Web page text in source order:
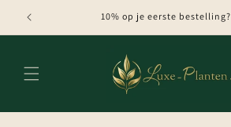
naar de
content
10% op je eerste bestelling?